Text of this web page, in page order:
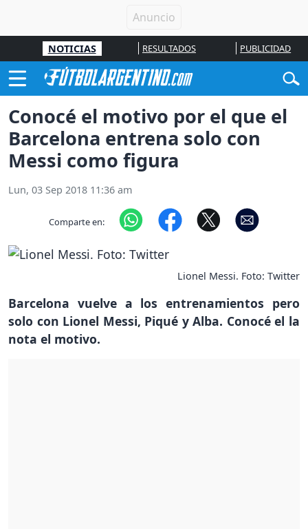
NOTICIAS RESULTADOS PUBLICIDAD
Conocé el motivo por el que el
Barcelona entrena solo con
Messi como figura
Lun, 03 Sep 2018 11:36 am
Comparte en:
Lionel Messi. Foto: Twitter
Barcelona vuelve a los entrenamientos pero
solo con Lionel Messi, Piqué y Alba. Conocé el la
nota el motivo.